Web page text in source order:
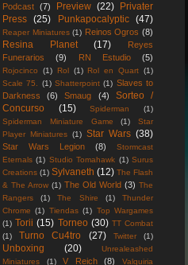
Podcast (7) Preview (22)
Privater
Press (25) Punkapocalyptic (47)
Reaper Miniatures (1) Reinos Ogros (8)
Resina Planet (17)
Reyes
Funerarios
(9) RN Estudio (5)
Rojocinco (1) Rol (1) Rol en Quart (1)
Scale 75.
(1) Shatterpoint (1) Slaves to
Darkness
(6) Smaug (4)
Sorteo /
Concurso
(15) Spiderman
(1)
Spiderman Miniature Game
(1)
Star
Player Miniatures (1) Star Wars (38)
Star Wars Legion (8)
Stormcast
Eternals (1) Studio Tomahawk (1) Surus
Creations (1) Sylvaneth (12) The Flash
& The Arrow (1) The Old World (3) The
Rangers
(1) The Shire (1)
Thunder
Chrome (1) Tiendas (1) Top Wargames
(1) Torii (15) Torneo (30) TT Combat
(1)
Turno Cu4tro (27) Twitter (1)
Unboxing (20)
Unrealeashed
Miniatures
(1) V Reich (8) Valquiria